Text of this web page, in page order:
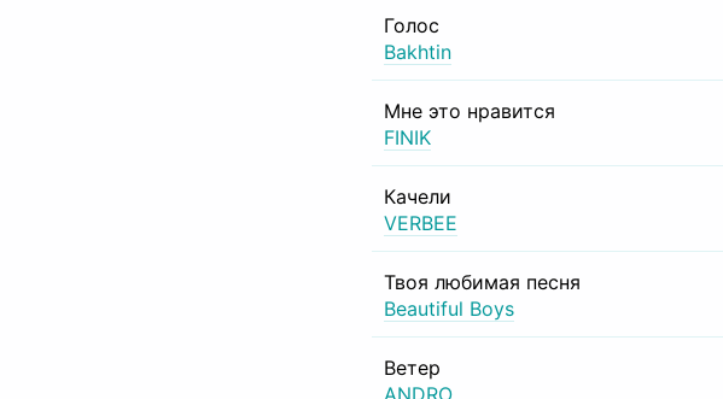
Голос
Bakhtin
Мне это нравится
FINIK
Качели
VERBEE
Твоя любимая песня
Beautiful Boys
Ветер